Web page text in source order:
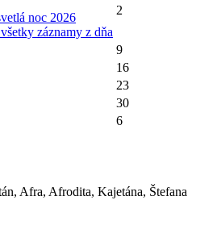
noc 2026
záznamy z dňa
2
9
16
23
30
6
Afra, Afrodita, Kajetána, Štefana